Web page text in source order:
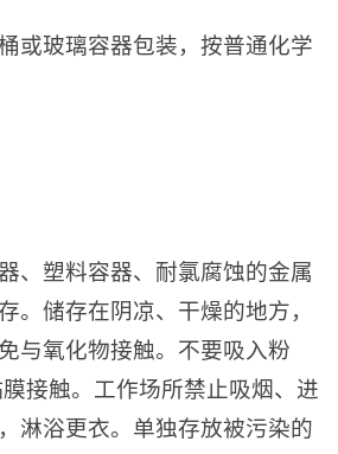
或玻璃容器包装，按普通化学
、塑料容器、耐氯腐蚀的金属
。储存在阴凉、干燥的地方，
与氧化物接触。不要吸入粉
接触。工作场所禁止吸烟、进
淋浴更衣。单独存放被污染的